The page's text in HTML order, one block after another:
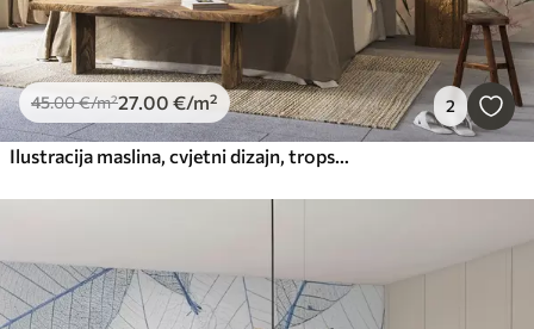
45.00€/m²27.00 €/m² 2
Ilustracija maslina, cvjetni dizajn, tropsko, akvarel, veliko lišće, bež boje